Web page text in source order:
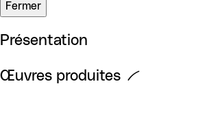
Fermer
Présentation
Œuvres produites